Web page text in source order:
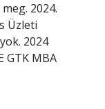
2024.
Üzleti
2024
GTK MBA